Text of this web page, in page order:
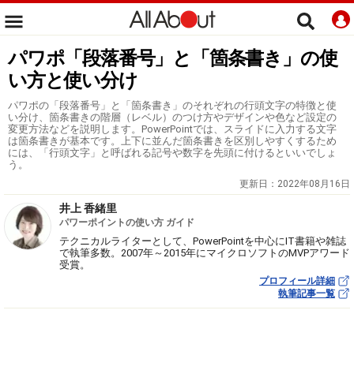
パワポ「段落番号」と「箇条書き」の使
い方と使い分け
パワポの「段落番号」と「箇条書き」のそれぞれの行頭文字の特徴と使
い分け、箇条書きの階層（レベル）のつけ方やデザインや色など設定の
変更方法などを説明します。PowerPointでは、スライドに入力する文字
は箇条書きが基本です。上下に並んだ箇条書きを区別しやすくするため
には、「行頭文字」と呼ばれる記号や数字を先頭に付けるといいでしょ
う。
更新日： 2022年08月16日
井上 香緒里
パワーポイントの使い方 ガイド
テクニカルライターとして、PowerPointを中心にIT書籍や雑誌
で執筆多数。2007年～2015年にマイクロソフトのMVPアワード
受賞。
プロフィール詳細
執筆記事一覧